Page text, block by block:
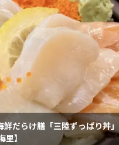
だらけ膳「三陸ずっぱり丼
】